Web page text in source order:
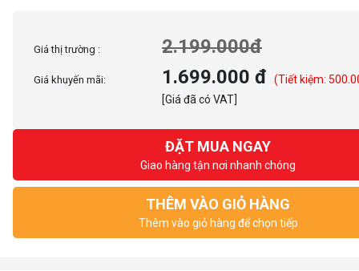
Giá thị trường : 2.199.000đ
Giá khuyến mãi: 1.699.000 đ
(Tiết kiệm:
[Giá đã có VAT]
ĐẶT MUA NGAY
Giao hàng tận nơi nhanh chóng
THÊM VÀO GIỎ HÀNG
Thêm vào giỏ hàng để chọn tiếp